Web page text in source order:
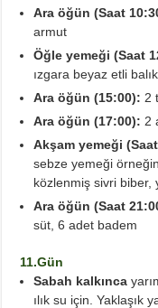
Ara öğün (Saat
armut
Öğle yemeği (Saat
ızgara beyaz etli
Ara öğün (15:00): 2
Ara öğün (17:00): 2
Akşam yemeği
sebze yemeği
közlenmiş sivri biber,
Ara öğün (Saat
süt, 6 adet badem
11.Gün
Sabah kalkınca
ılık su için. Yaklaşık